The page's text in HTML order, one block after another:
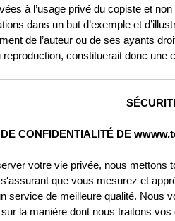
à l’usage privé du copiste et
dans un but d’exemple et
de l’auteur ou de ses ayants
reproduction, constituerait donc
CONFIDENTIALITÉ DE
votre vie privée, nous mettons
que vous mesurez et
service de meilleure qualité. Nous
la manière dont nous traitons vos